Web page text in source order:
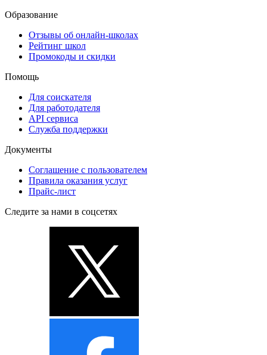
Образование
Отзывы об онлайн-школах
Рейтинг школ
Промокоды и скидки
Помощь
Для соискателя
Для работодателя
API сервиса
Служба поддержки
Документы
Соглашение с пользователем
Правила оказания услуг
Прайс-лист
Следите за нами в соцсетях